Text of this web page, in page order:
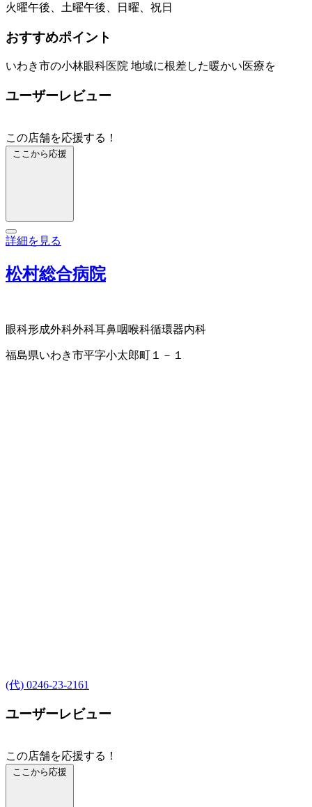
火曜午後、土曜午後、日曜、祝日
おすすめポイント
いわき市の小林眼科医院 地域に根差した暖かい医療を
ユーザーレビュー
この店舗を応援する！
ここから応援
詳細を見る
松村総合病院
眼科形成外科外科耳鼻咽喉科循環器内科
福島県いわき市平字小太郎町１－１
(代) 0246-23-2161
ユーザーレビュー
この店舗を応援する！
ここから応援